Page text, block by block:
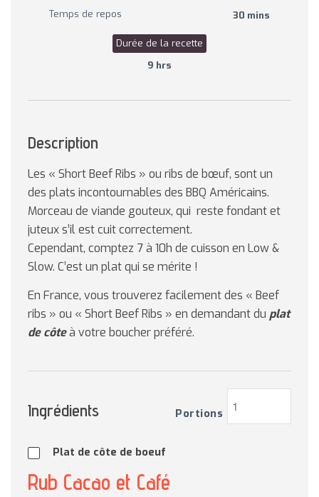
Temps de repos 30 mins
Durée de la recette
9 hrs
Description
Les « Short Beef Ribs » ou ribs de bœuf, sont un
des plats incontournables des BBQ Américains.
Morceau de viande gouteux, qui reste fondant et
juteux s’il est cuit correctement.
Cependant, comptez 7 à 10h de cuisson en Low &
Slow. C’est un plat qui se mérite !
En France, vous trouverez facilement des « Beef
ribs » ou « Short Beef Ribs » en demandant du plat
de côteà votre boucher préféré.
Ingrédients Portions
Plat de côte de boeuf
Rub Cacao et Café